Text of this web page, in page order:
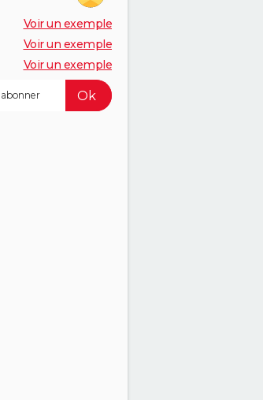
Voir un exemple
Voir un exemple
Voir un exemple